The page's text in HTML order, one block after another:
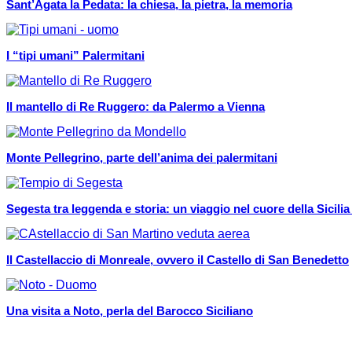
Sant’Agata la Pedata: la chiesa, la pietra, la memoria
I “tipi umani” Palermitani
Il mantello di Re Ruggero: da Palermo a Vienna
Monte Pellegrino, parte dell’anima dei palermitani
Segesta tra leggenda e storia: un viaggio nel cuore della
Il Castellaccio di Monreale, ovvero il Castello di San Benedetto
Una visita a Noto, perla del Barocco Siciliano